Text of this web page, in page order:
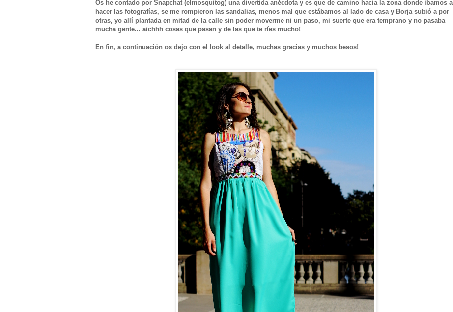
Os he contado por Snapchat (elmosquitog) una divertida anécdota y es que de camino hacia la zona donde íbamos a
hacer las fotografías, se me rompieron las sandalias, menos mal que estábamos al lado de casa y Borja subió a por
otras, yo allí plantada en mitad de la calle sin poder moverme ni un paso, mi suerte que era temprano y no pasaba
mucha gente... aichhh cosas que pasan y de las que te ríes mucho!
En fin, a continuación os dejo con el look al detalle, muchas gracias y muchos besos!